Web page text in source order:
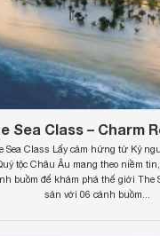
Sea Class – Charm
Sea Class Lấy cảm hứng từ Kỷ
tộc Châu Âu mang theo niềm
buồm để khám phá thế giới The
sản với 06 cánh buồm...